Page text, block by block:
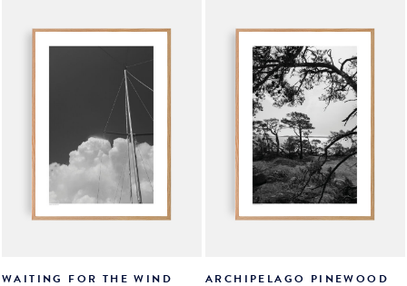
tuotteen
muunnelma.
valinnat
tuotteen
WAITING FOR THE WIND
ARCHIPELAGO PINEWOOD